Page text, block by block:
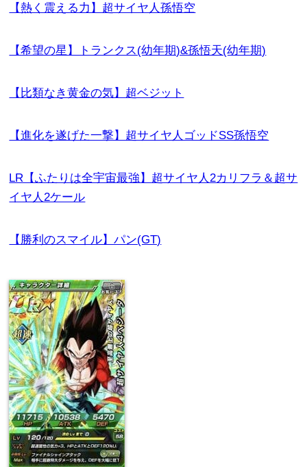
【熱く震える力】超サイヤ人孫悟空
【希望の星】トランクス(幼年期)&孫悟天(幼年期)
【比類なき黄金の気】超ベジット
【進化を遂げた一撃】超サイヤ人ゴッドSS孫悟空
LR【ふたりは全宇宙最強】超サイヤ人2カリフラ＆超サ
イヤ人2ケール
【勝利のスマイル】パン(GT)